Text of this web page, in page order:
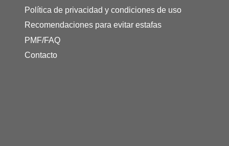
Política de privacidad y condiciones de uso
Recomendaciones para evitar estafas
PMF/FAQ
Contacto